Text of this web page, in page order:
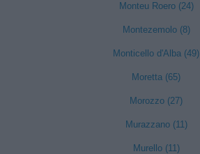
Monteu Roero (24)
Montezemolo (8)
Monticello d'Alba (49)
Moretta (65)
Morozzo (27)
Murazzano (11)
Murello (11)